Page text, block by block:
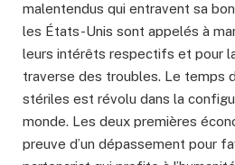
malentendus qui entravent sa
les États-Unis sont appelés à
leurs intérêts respectifs et pour
traverse des troubles. Le temps
stériles est révolu dans la
monde. Les deux premières
preuve d’un dépassement pour